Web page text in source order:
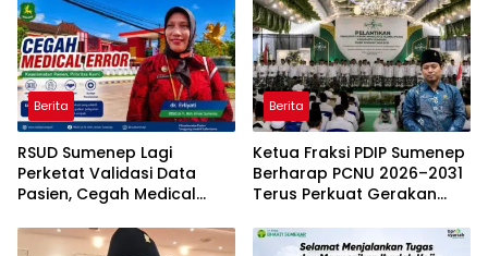
Berita
RSUD Sumenep Lagi
Perketat Validasi Data
Pasien, Cegah Medical
Berita
Ketua Fraksi PDIP Sumenep
Berharap PCNU 2026–2031
Terus Perkuat Gerakan